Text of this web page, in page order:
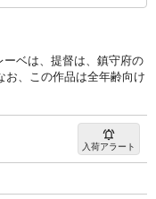
ベは、提督は、鎮守府の
、この作品は全年齢向け
入荷アラート